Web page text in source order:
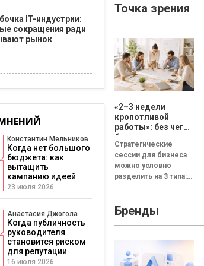
Точка зрения
«2–3 недели
кропотливой
работы»: без чего
бизнесу нет
смысла
проводить
стратегическую
сессию
Стратегические
сессии для бизнеса
можно условно
разделить на 3 типа:
трансформационная.
Неудачная — это
Бренды
IT-индустрии:
сокращения ради
рынок
Константин Мельников
Когда нет большого
бюджета: как
вытащить
кампанию идеей
23 июля 2026
Анастасия Джогола
Когда публичность
руководителя
становится риском
для репутации
16 июля 2026